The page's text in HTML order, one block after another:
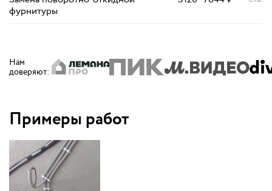
фурнитуры
Нам
доверяют:
Примеры работ